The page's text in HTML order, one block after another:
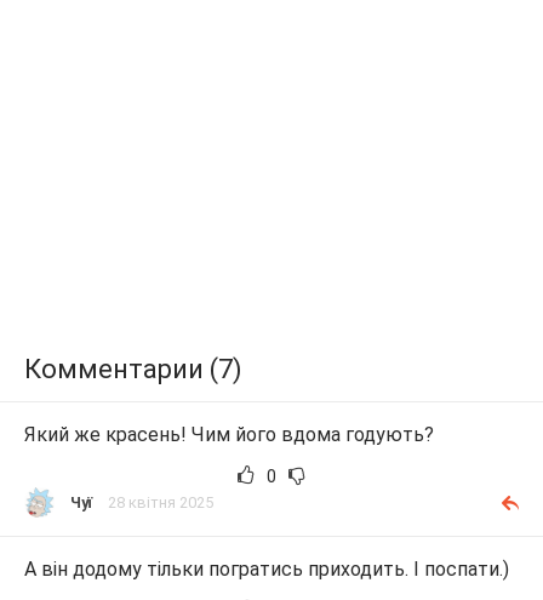
Комментарии (7)
Який же красень! Чим його вдома годують?
0
Чуї 28 квітня 2025
А він додому тільки погратись приходить. І поспати.)